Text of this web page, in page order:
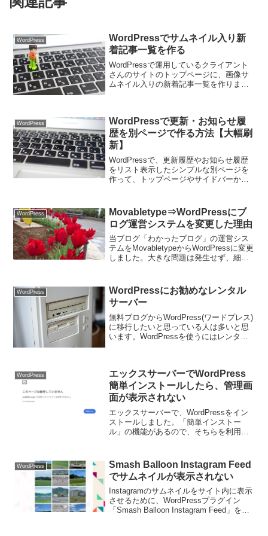
WordPress
WordPressでサムネイル入り新
着記事一覧を作る
WordPressで運用しているクライアント
さんのサイトのトップページに、画像サ
ムネイル入りの新着記事一覧を作りまし
WordPress
WordPressで更新・お知らせ履
歴を別ページで作る方法【大幅刷
新】
WordPressで、更新履歴やお知らせ履歴
をリスト表示したシンプルな別ページを
作って、トップページやサイドバーから
です。私がクライアントさんのサイト
で...
WordPress
Movabletype⇒WordPressにブ
ログ運営システムを変更した理由
当ブログ「わかったブログ」の運営シス
テムをMovabletypeからWordPressに変更
しました。大きな問題は発生せず、細々
Movabletypeから不慣れなWordP...
WordPress
WordPressにお勧めなレンタル
サーバー
無料ブログからWordPress(ワードプレス)
に移行したいと思っている人は多いと思
います。WordPressを使うにはレンタル
と...
WordPress
エックスサーバーでWordPress
簡単インストールしたら、管理画
面が表示されない
エックスサーバーで、WordPressをイン
ストールしました。「簡単インストー
ル」の機能があるので、そちらを利用し
ようとすると、「このページは動作して
いません HTTP...
WordPress
Smash Balloon Instagram Feed
でサムネイルが表示されない
Instagramのサムネイルをサイト内に表示
させるために、WordPressプラグイン
「Smash Balloon Instagram Feed」を利